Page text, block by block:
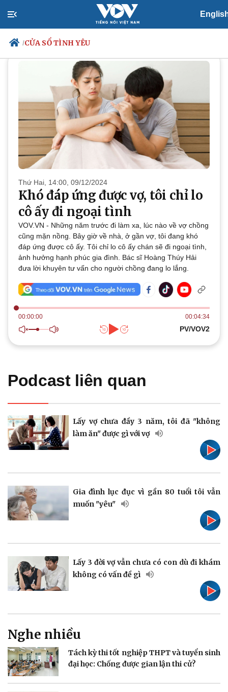
/CỬA SỔ TÌNH YÊU
Đảng
Tổ chức nhân sự
Quốc hội
Nhận diện sự thật
Xã hội
Tin 24h
Dự báo thời tiết
Giáo dục
Dấu ấn VOV
Việc làm
Biển đảo
Thế giới
Quan sát
Cuộc sống đó đây
Hồ sơ
Multimedia
Video
Ảnh
E-Magazine
Kinh tế
Tỷ giá
Giá cà phê
Pháp luật
Vụ án
Tin nóng
Tư vấn luật
Quân sự - Quốc phòng
Vũ khí
Việt Nam
Phân tích
Thể thao
Bóng đá
Thế giới thể thao
Hậu trường
Ô tô - Xe máy
Tư vấn
PODCAST Cửa sổ tình yêu
Thứ Hai, 14:00, 09/12/2024
Khó đáp ứng được vợ, tôi chỉ lo
cô ấy đi ngoại tình
VOV.VN - Những năm trước đi làm xa, lúc nào về vợ chồng
cũng mặn nồng. Bây giờ về nhà, ở gần vợ, tôi đang khó
đáp ứng được cô ấy. Tôi chỉ lo cô ấy chán sẽ đi ngoại tình,
ảnh hưởng hạnh phúc gia đình. Bác sĩ Hoàng Thúy Hải
đưa lời khuyên tư vấn cho người chồng đang lo lắng.
00:00:00 00:04:34
PV/VOV2
Podcast liên quan
Lấy vợ chưa đầy 3 năm, tôi đã "không
làm ăn" được gì với vợ
Gia đình lục đục vì gần 80 tuổi tôi vẫn
muốn "yêu"
Lấy 3 đời vợ vẫn chưa có con dù đi khám
không có vấn đề gì
Nghe nhiều
Tách kỳ thi tốt nghiệp THPT và tuyển sinh
đại học: Chống được gian lận thi cử?